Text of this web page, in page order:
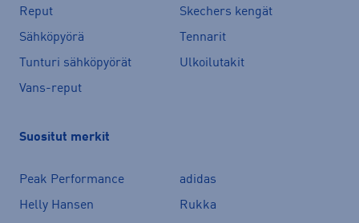
Reput
Skechers kengät
Sähköpyörä
Tennarit
Tunturi sähköpyörät
Ulkoilutakit
Vans-reput
Suositut merkit
Peak Performance
adidas
Helly Hansen
Rukka